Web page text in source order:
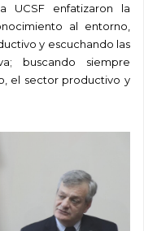
UCSF enfatizaron la
al entorno,
y escuchando las
buscando siempre
el sector productivo y